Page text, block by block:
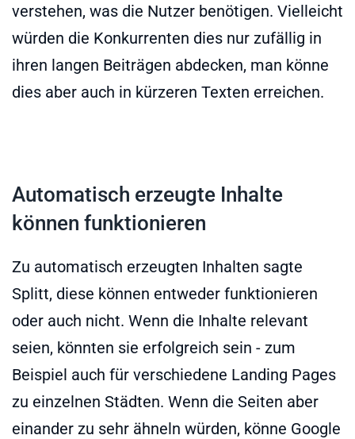
verstehen, was die Nutzer benötigen. Vielleicht
würden die Konkurrenten dies nur zufällig in
ihren langen Beiträgen abdecken, man könne
dies aber auch in kürzeren Texten erreichen.
Automatisch erzeugte Inhalte
können funktionieren
Zu automatisch erzeugten Inhalten sagte
Splitt, diese können entweder funktionieren
oder auch nicht. Wenn die Inhalte relevant
seien, könnten sie erfolgreich sein - zum
Beispiel auch für verschiedene Landing Pages
zu einzelnen Städten. Wenn die Seiten aber
einander zu sehr ähneln würden, könne Google